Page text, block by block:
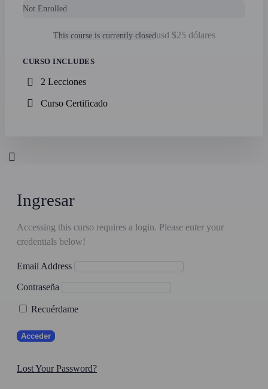
Not Enrolled
This course is currently closedusd $25 dólares
CURSO INCLUDES
2 Lecciones
Curso Certificado
Ingresar
Accessing this curso requires a login. Please enter your
credentials below!
Email Address
Contraseña
Recuérdame
Lost Your Password?